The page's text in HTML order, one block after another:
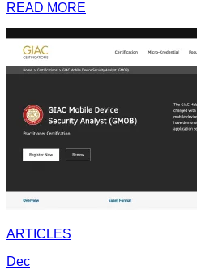
READ MORE
ARTICLES
Dec